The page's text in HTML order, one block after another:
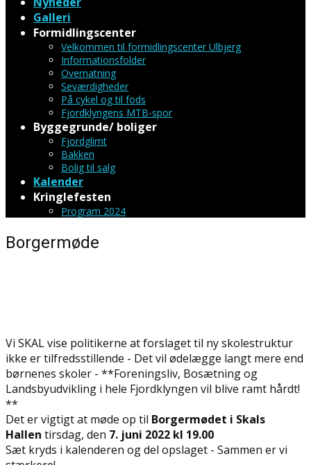
Galleri
Formidlingscenter
Velkommen til formidlingscenter Ulbjerg
Informationsfolder
Overnatning
Seværdigheder
På cykel og til fods
Fjordklyngens MTB-spor
Byggegrunde/ boliger
Fjordglimt
Bakken
Bolig til salg
Kalender
Kringlefesten
Program 2024
Borgermøde
Vi SKAL vise politikerne at forslaget til ny skolestruktur
ikke er tilfredsstillende - Det vil ødelægge langt mere end
børnenes skoler - **Foreningsliv, Bosætning og
Landsbyudvikling i hele Fjordklyngen vil blive ramt hårdt!
**
Det er vigtigt at møde op til Borgermødet i Skals
Hallen tirsdag, den 7. juni 2022 kl 19.00
Sæt kryds i kalenderen og del opslaget - Sammen er vi